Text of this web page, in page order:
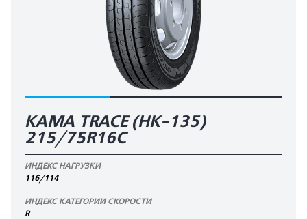
KAMA TRACE (HK-135)
215/75R16C
ИНДЕКС НАГРУЗКИ
116/114
ИНДЕКС КАТЕГОРИИ СКОРОСТИ
R